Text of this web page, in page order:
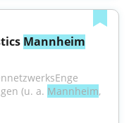
Mannheim
(u. a. Mannheim,